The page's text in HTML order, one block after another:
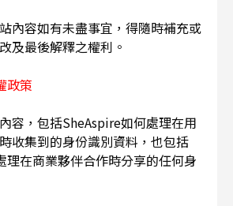
內容如有未盡事宜，得隨時補充或
及最後解釋之權利。
政策
容，包括SheAspire如何處理在用
收集到的身份識別資料，也包括
理在商業夥伴合作時分享的任何身